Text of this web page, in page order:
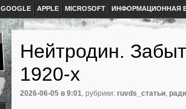
GOOGLE APPLE MICROSOFT ИНФОРМАЦИОННАЯ
Нейтродин.
1920-х
2026-06-05 в 9:01, рубрики: ruvds_статьи,